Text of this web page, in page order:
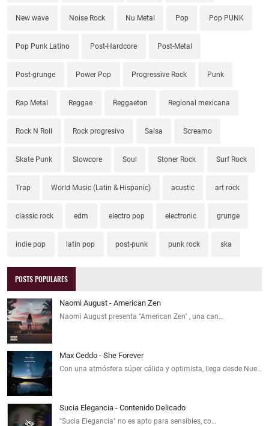
New wave Noise Rock Nu Metal Pop Pop PUNK
Pop Punk Latino Post-Hardcore Post-Metal
Post-grunge Power Pop Progressive Rock Punk
Rap Metal Reggae Reggaeton Regional mexicana
Rock N Roll Rock progresivo Salsa Screamo
Skate Punk Slowcore Soul Stoner Rock Surf Rock
Trap World Music (Latin & Hispanic) acustic art rock
classic rock edm electro pop electronic grunge
indie pop latin pop post-punk punk rock ska
POSTS POPULARES
Naomi August - American Zen
Naomi August presenta "American Zen" , una can…
Max Ceddo - She Forever
Con una atmósfera súper cálida y optimista, llega desde Nue…
Sucia Elegancia - Contenido Delicado
"Sucia Elegancia" no es apto para sensibles, co…